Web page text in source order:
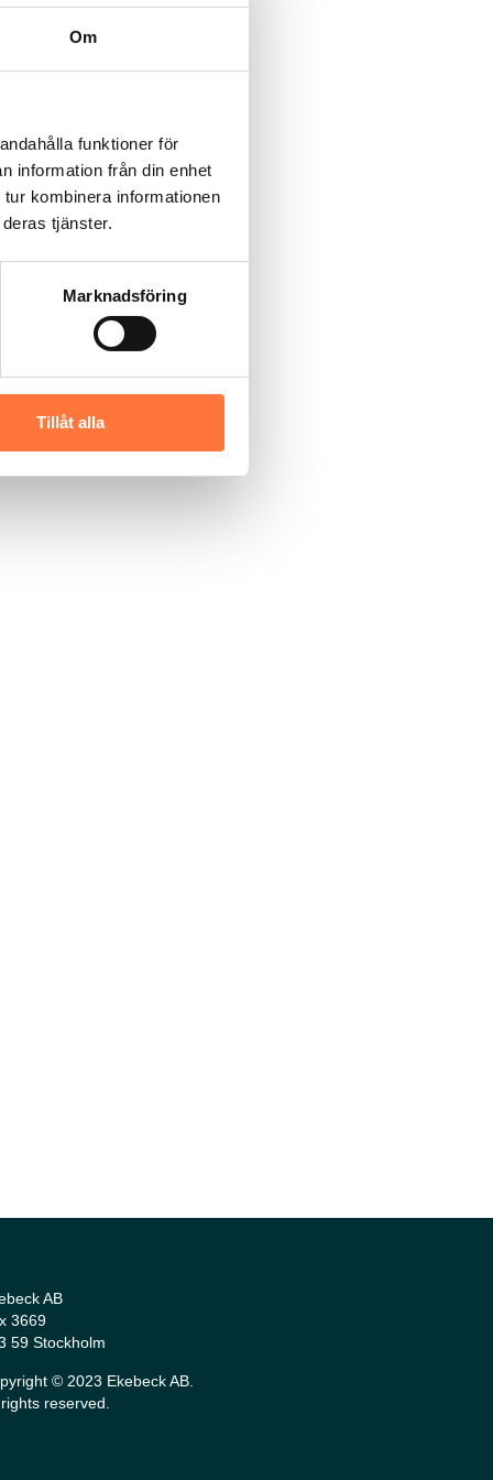
Om
funktioner för
information från din enhet
kombinera informationen
tjänster.
Marknadsföring
Tillåt alla
AB
3669
59 Stockholm
© 2023 Ekebeck AB.
reserved.